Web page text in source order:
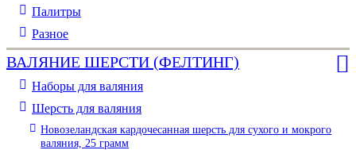
Палитры
Разное
ВАЛЯНИЕ ШЕРСТИ (ФЕЛТИНГ)
Наборы для валяния
Шерсть для валяния
Новозеландская кардочесанная шерсть для сухого и мокрого
валяния, 25 грамм